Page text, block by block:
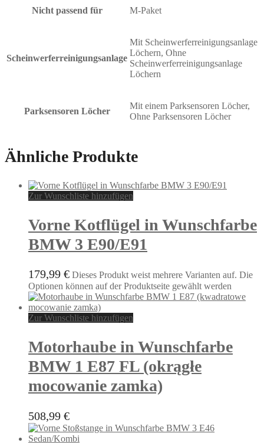
Nicht passend für M-Paket
Scheinwerferreinigungsanlage
Mit Scheinwerferreinigungsanlage
Löchern, Ohne
Scheinwerferreinigungsanlage
Löchern
Parksensoren Löcher
Mit einem Parksensoren Löcher,
Ohne Parksensoren Löcher
Ähnliche Produkte
Zur Wunschliste hinzufügen
Vorne Kotflügel in Wunschfarbe
BMW 3 E90/E91
179,99 € Dieses Produkt weist mehrere Varianten auf. Die
Optionen können auf der Produktseite gewählt werden
Zur Wunschliste hinzufügen
Motorhaube in Wunschfarbe
BMW 1 E87 FL (okrągłe
mocowanie zamka)
508,99 €